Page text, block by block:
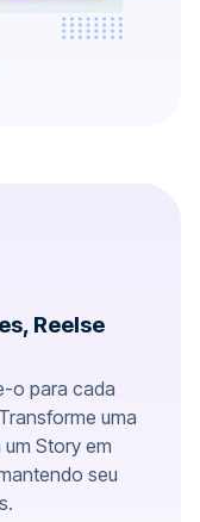
Reelse
o para cada
uma
Story em
seu